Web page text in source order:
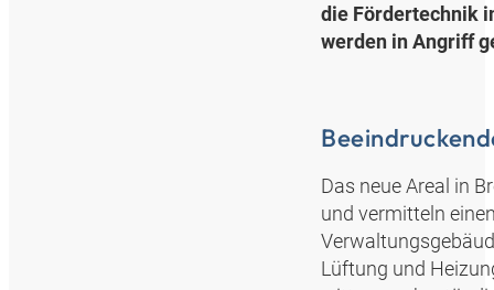
die Fördertechnik
werden in Angriff
Das neue Areal in
und vermitteln
Lüftung und